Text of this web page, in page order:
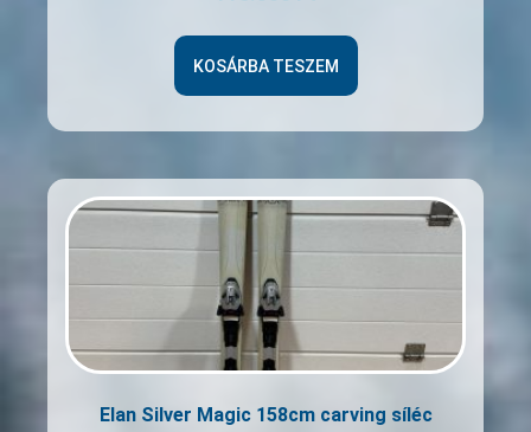
KOSÁRBA TESZEM
Elan Silver Magic 158cm carving síléc